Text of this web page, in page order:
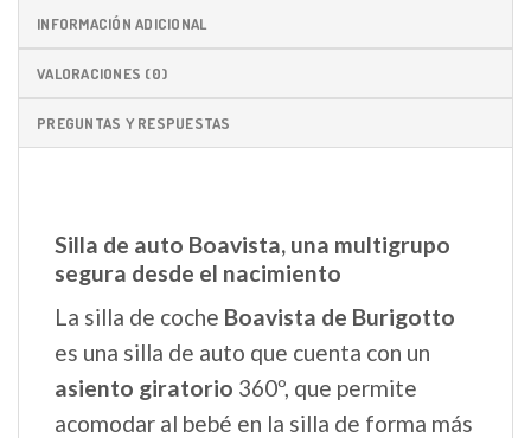
INFORMACIÓN ADICIONAL
VALORACIONES (0)
PREGUNTAS Y RESPUESTAS
Silla de auto Boavista, una multigrupo
segura desde el nacimiento
La silla de coche Boavista de Burigotto
es una silla de auto que cuenta con un
asiento giratorio 360º, que permite
acomodar al bebé en la silla de forma más